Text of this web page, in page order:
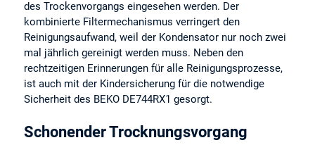
des Trockenvorgangs eingesehen werden. Der
kombinierte Filtermechanismus verringert den
Reinigungsaufwand, weil der Kondensator nur noch zwei
mal jährlich gereinigt werden muss. Neben den
rechtzeitigen Erinnerungen für alle Reinigungsprozesse,
ist auch mit der Kindersicherung für die notwendige
Sicherheit des BEKO DE744RX1 gesorgt.
Schonender Trocknungsvorgang